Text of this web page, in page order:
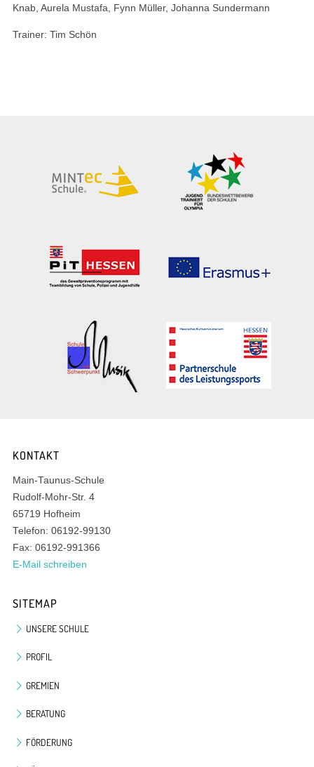
Knab, Aurela Mustafa, Fynn Müller, Johanna Sundermann
Trainer: Tim Schön
KONTAKT
Main-Taunus-Schule
Rudolf-Mohr-Str. 4
65719 Hofheim
Telefon: 06192-99130
Fax: 06192-991366
E-Mail schreiben
SITEMAP
UNSERE SCHULE
PROFIL
GREMIEN
BERATUNG
FÖRDERUNG